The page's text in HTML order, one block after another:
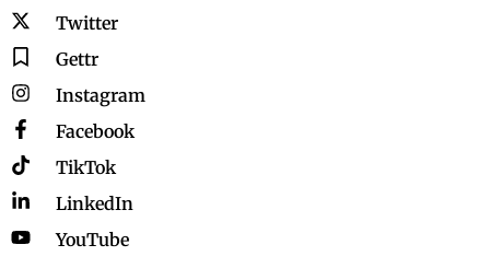
Twitter
Gettr
Instagram
Facebook
TikTok
LinkedIn
YouTube